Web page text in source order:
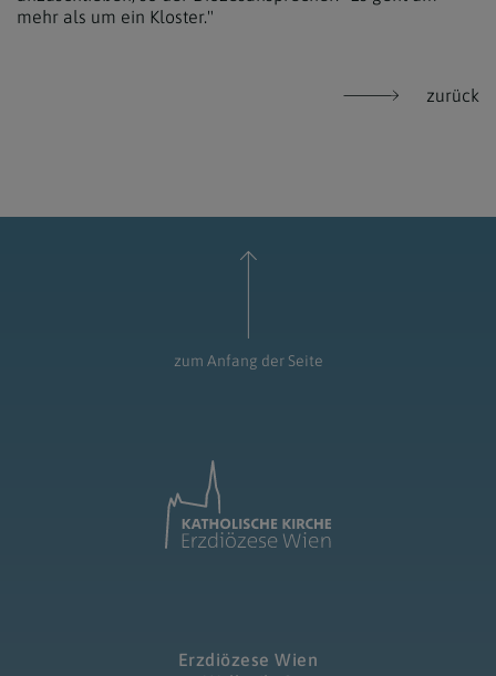
mehr als um ein Kloster."
zurück
zum Anfang der Seite
Erzdiözese Wien